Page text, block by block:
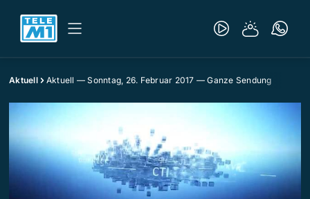
Aktuell Aktuell — Sonntag, 26. Februar 2017 — Ganze Sendung